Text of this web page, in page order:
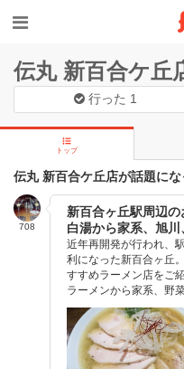
伝丸 新百合ケ丘
行った 1
トップ
伝丸 新百合ケ丘店が話題に
708
新百合ヶ丘駅周辺
白湯から家系、旭川
近年再開発が行われ、
利になった新百合ヶ丘
すすめラーメン店をご
ラーメンから家系、野菜